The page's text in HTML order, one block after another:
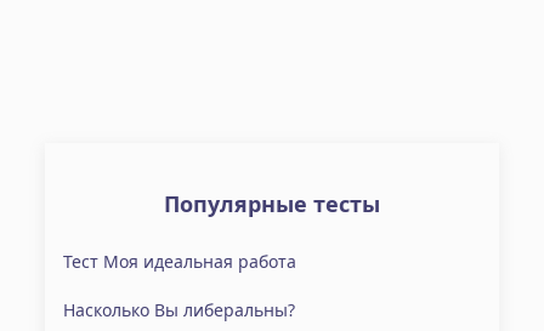
Популярные тесты
Тест Моя идеальная работа
Насколько Вы либеральны?